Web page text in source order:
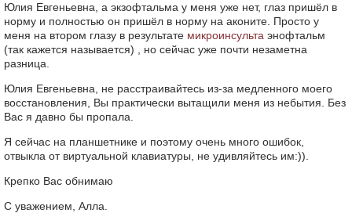
Юлия Евгеньевна, а экзофтальма у меня уже нет, глаз пришёл в
норму и полностью он пришёл в норму на аконите. Просто у
меня на втором глазу в результате микроинсульта энофтальм
(так кажется называется) , но сейчас уже почти незаметна
разница.
Юлия Евгеньевна, не расстраивайтесь из-за медленного моего
восстановления, Вы практически вытащили меня из небытия. Без
Вас я давно бы пропала.
Я сейчас на планшетнике и поэтому очень много ошибок,
отвыкла от виртуальной клавиатуры, не удивляйтесь им:)).
Крепко Вас обнимаю
С уважением, Алла.